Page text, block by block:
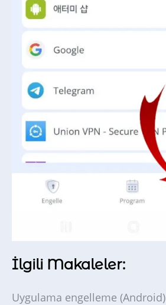
İlgili Makaleler:
Uygulama engelleme (Android)